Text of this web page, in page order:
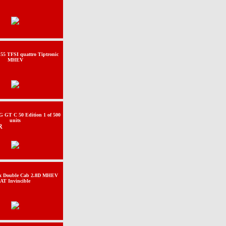
TFSI quattro Tiptronic
MHEV
GT C 50 Edition 1 of 500
units
Double Cab 2.8D MHEV
AT Invincible